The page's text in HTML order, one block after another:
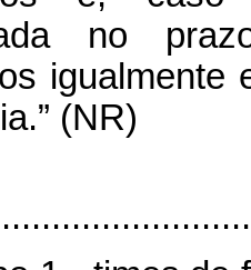
no
igualmente
(NR)